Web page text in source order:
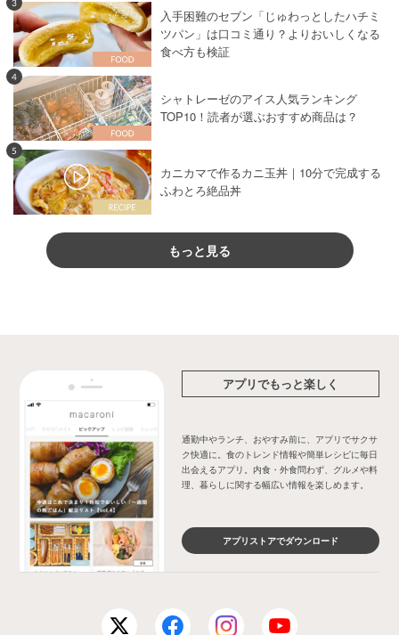
入手困難のセブン「じゅわっとしたハチミ
ツパン」は口コミ通り？よりおいしくなる
食べ方も検証
4
シャトレーゼのアイス人気ランキング
TOP10！読者が選ぶおすすめ商品は？
5
カニカマで作るカニ玉丼｜10分で完成する
ふわとろ絶品丼
もっと見る
アプリでもっと楽しく
通勤中やランチ、おやすみ前に、アプリでサクサ
ク快適に。食のトレンド情報や簡単レシピに毎日
出会えるアプリ。内食・外食問わず、グルメや料
理、暮らしに関する幅広い情報を楽しめます。
アプリストアでダウンロード